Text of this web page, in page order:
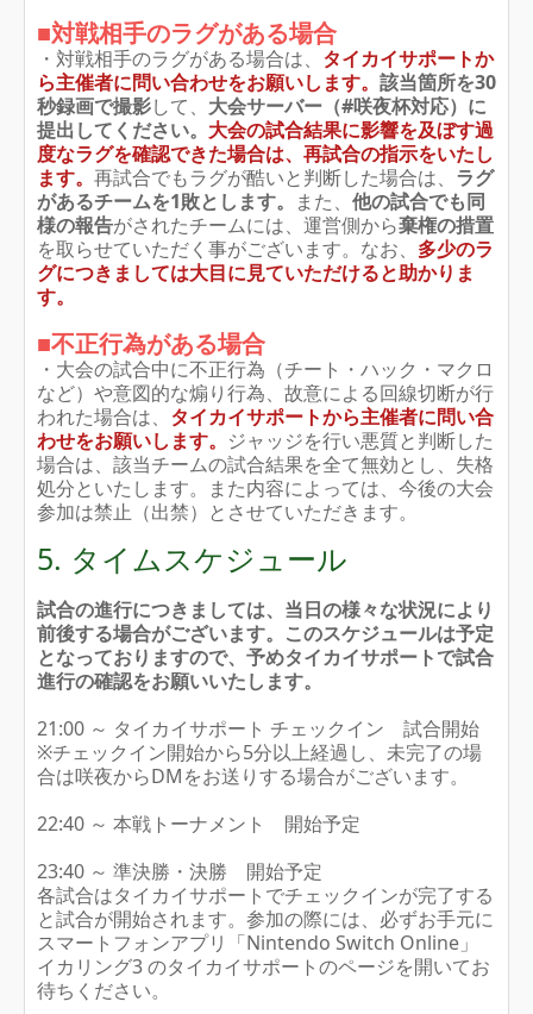
■対戦相手のラグがある場合
・対戦相手のラグがある場合は、 タイカイサポートか
ら主催者に問い合わせをお願いします。 該当箇所を30
秒録画で撮影して、 大会サーバー（#咲夜杯対応）に
提出してください。 大会の試合結果に影響を及ぼす過
度なラグを確認できた場合は、再試合の指示をいたし
ます。 再試合でもラグが酷いと判断した場合は、 ラグ
があるチームを1敗とします。 また、 他の試合でも同
様の報告がされたチームには、運営側から棄権の措置
を取らせていただく事がございます。なお、 多少のラ
グにつきましては大目に見ていただけると助かりま
す。
■不正行為がある場合
・大会の試合中に不正行為（チート・ハック・マクロ
など）や意図的な煽り行為、故意による回線切断が行
われた場合は、 タイカイサポートから主催者に問い合
わせをお願いします。 ジャッジを行い悪質と判断した
場合は、該当チームの試合結果を全て無効とし、失格
処分といたします。また内容によっては、今後の大会
参加は禁止（出禁）とさせていただきます。
5. タイムスケジュール
試合の進行につきましては、当日の様々な状況により
前後する場合がございます。このスケジュールは予定
となっておりますので、予めタイカイサポートで試合
進行の確認をお願いいたします。
21:00 ～ タイカイサポート チェックイン 試合開始
※チェックイン開始から5分以上経過し、未完了の場
合は咲夜からDMをお送りする場合がございます。
22:40 ～ 本戦トーナメント 開始予定
23:40 ～ 準決勝・決勝 開始予定
各試合はタイカイサポートでチェックインが完了する
と試合が開始されます。参加の際には、必ずお手元に
スマートフォンアプリ「Nintendo Switch Online」
イカリング3 のタイカイサポートのページを開いてお
待ちください。